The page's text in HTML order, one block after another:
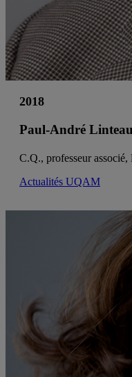
2018
Paul-André Linteau
C.Q., professeur associé,
Actualités UQAM